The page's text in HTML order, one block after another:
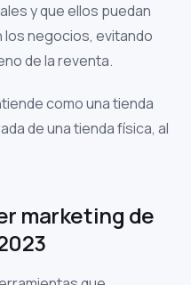
y que ellos puedan
negocios, evitando
de la reventa.
como una tienda
de una tienda física, al
marketing de